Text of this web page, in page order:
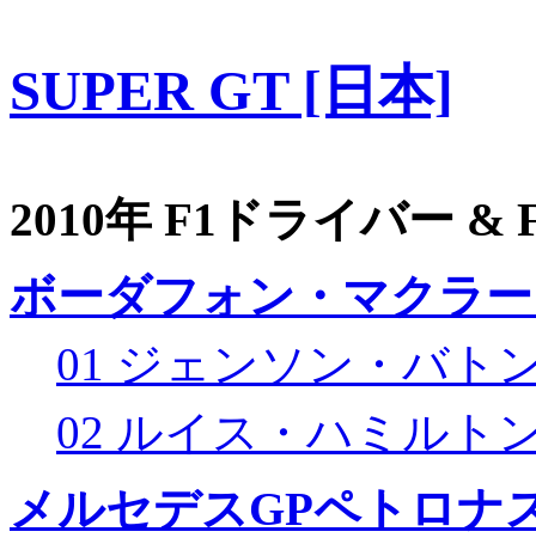
SUPER GT [日本]
2010年 F1ドライバー &
ボーダフォン・マクラ
01 ジェンソン・バト
02 ルイス・ハミルト
メルセデスGPペトロナ